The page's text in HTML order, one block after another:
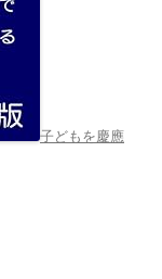
子どもを慶應